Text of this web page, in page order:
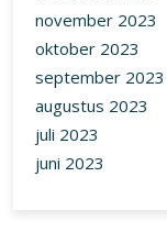
november 2023
oktober 2023
september 2023
augustus 2023
juli 2023
juni 2023